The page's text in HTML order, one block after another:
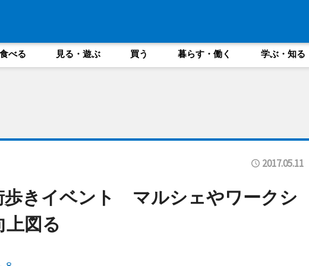
食べる 見る・遊ぶ 買う 暮らす・働く 学ぶ・知る
2017.05.11
歩きイベント マルシェやワークシ
上図る